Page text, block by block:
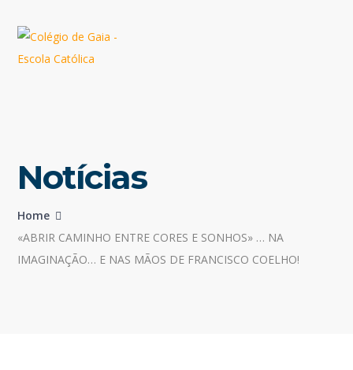
Notícias
Home
«ABRIR CAMINHO ENTRE CORES E SONHOS» … NA
IMAGINAÇÃO… E NAS MÃOS DE FRANCISCO COELHO!